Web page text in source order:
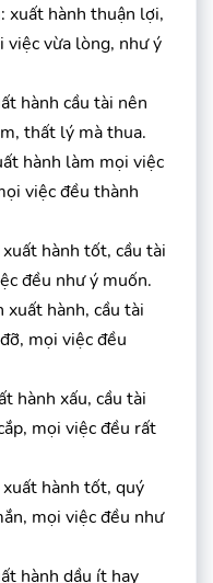
: xuất hành thuận lợi,
việc vừa lòng, như ý
hành cầu tài nên
thất lý mà thua.
hành làm mọi việc
việc đều thành
xuất hành tốt, cầu tài
đều như ý muốn.
xuất hành, cầu tài
mọi việc đều
hành xấu, cầu tài
mọi việc đều rất
xuất hành tốt, quý
mọi việc đều như
hành dầu ít hay